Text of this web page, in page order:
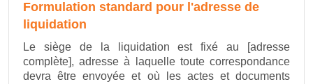
Formulation standard pour l'adresse de
liquidation
Le siège de la liquidation est fixé au [adresse
complète], adresse à laquelle toute correspondance
devra être envoyée et où les actes et documents